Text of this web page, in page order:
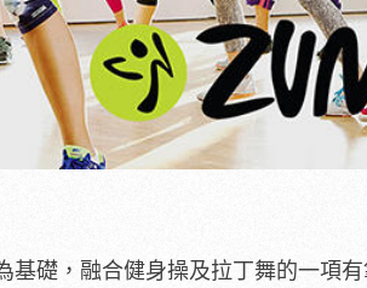
基礎，融合健身操及拉丁舞的一項